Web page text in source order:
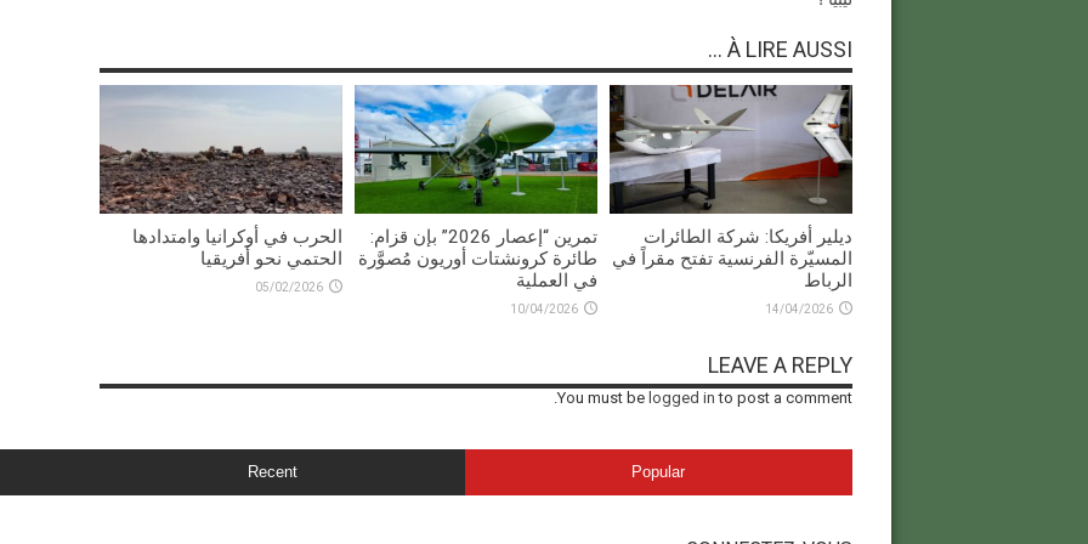
À LIRE AUSSI ...
ديلير أفريكا: شركة الطائرات
المسيّرة الفرنسية تفتح مقراً في
الرباط
14/04/2026
تمرين “إعصار 2026” بإن قزام:
طائرة كرونشتات أوريون مُصوَّرة
في العملية
10/04/2026
الحرب في أوكرانيا وامتدادها
الحتمي نحو أفريقيا
05/02/2026
LEAVE A REPLY
You must be logged in to post a comment.
Popular
Recent